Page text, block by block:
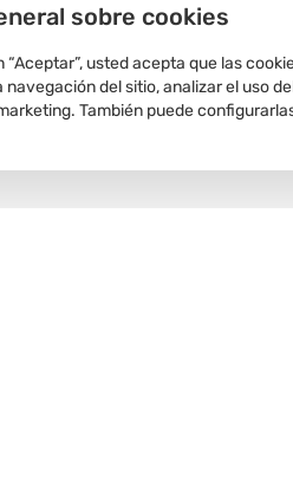
sobre cookies
“Aceptar”, usted acepta que las
navegación del sitio, analizar el uso
También puede